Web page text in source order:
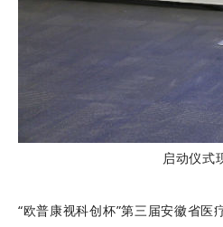
启动仪式
“欧普康视科创杯”第三届安徽省医